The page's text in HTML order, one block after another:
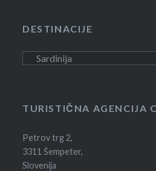
DESTINACIJE
Destinacije
TURISTIČNA AGENCIJA
Petrov trg 2,
3311 Šempeter,
Slovenija